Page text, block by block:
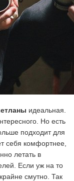
идеальная.
Но есть
подходит для
себя комфортнее,
летать в
Если уж на то
смутно. Так